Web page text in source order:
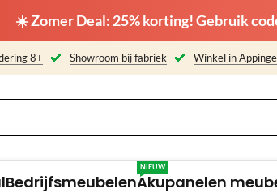
☀️ Zomer Deal: 25% korting! Gebruik
8+ Showroom bij fabriek Winkel in
BedrijfsmeubelenAkupanelen
NIEUW